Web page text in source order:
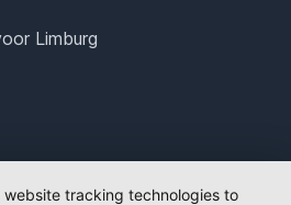
Limburg
tracking technologies to